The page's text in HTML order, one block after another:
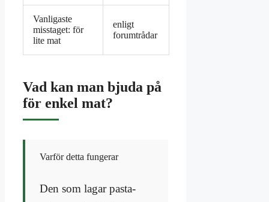
Vanligaste
misstaget: för
lite mat
enligt
forumtrådar
Vad kan man bjuda på
för enkel mat?
Varför detta fungerar
Den som lagar pasta-